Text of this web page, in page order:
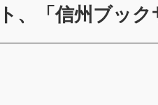
、「信州ブッ